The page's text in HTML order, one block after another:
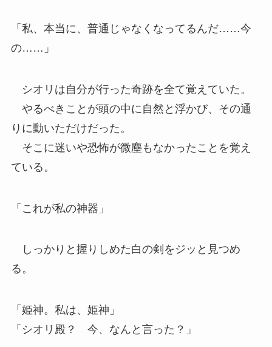
「私、本当に、普通じゃなくなってるんだ……今
の……」
シオリは自分が行った奇跡を全て覚えていた。
やるべきことが頭の中に自然と浮かび、その通
りに動いただけだった。
そこに迷いや恐怖が微塵もなかったことを覚え
ている。
「これが私の神器」
しっかりと握りしめた白の剣をジッと見つめ
る。
「姫神。私は、姫神」
「シオリ殿？ 今、なんと言った？」